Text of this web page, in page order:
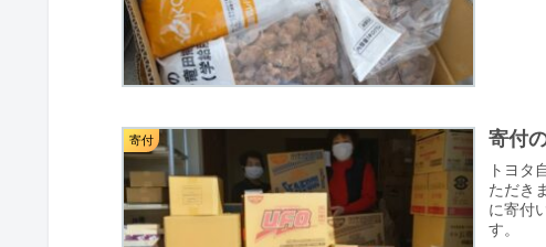
寄付 寄付
トヨタ
ただき
に寄付
す。